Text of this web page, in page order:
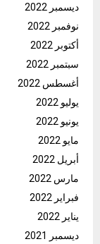
ديسمبر 2022
نوفمبر 2022
أكتوبر 2022
سبتمبر 2022
أغسطس 2022
يوليو 2022
يونيو 2022
مايو 2022
أبريل 2022
مارس 2022
فبراير 2022
يناير 2022
ديسمبر 2021